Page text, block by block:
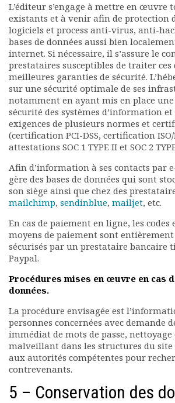
L’éditeur s’engage à mettre en œuvre
existants et à venir afin de protection
logiciels et process anti-virus, anti-
bases de données aussi bien
internet. Si nécessaire, il s’assure le
prestataires susceptibles de traiter ces
meilleures garanties de sécurité.
sur une sécurité optimale de ses
notamment en ayant mis en place
sécurité des systèmes d’information
exigences de plusieurs normes et
(certification PCI-DSS, certification ISO/
attestations SOC 1 TYPE II et SOC 2
Afin d’information à ses contacts par
gère des bases de données qui sont
son siège ainsi que chez des
mailchimp, sendinblue, mailjet, etc.
En cas de paiement en ligne, les codes
moyens de paiement sont
sécurisés par un prestataire bancaire
Paypal.
Procédures mises en œuvre en cas
données.
La procédure envisagée est
personnes concernées avec demande
immédiat de mots de passe, nettoyage
malveillant dans les structures du
aux autorités compétentes pour
contrevenants.
5 – Conservation des